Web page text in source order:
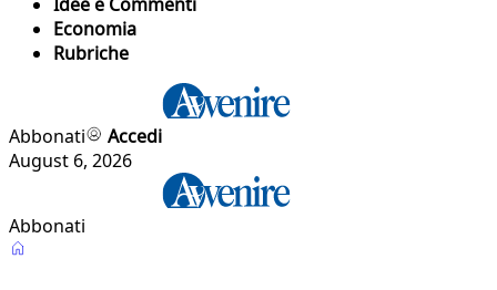
Economia
Rubriche
Abbonati
Accedi
August 6, 2026
Abbonati